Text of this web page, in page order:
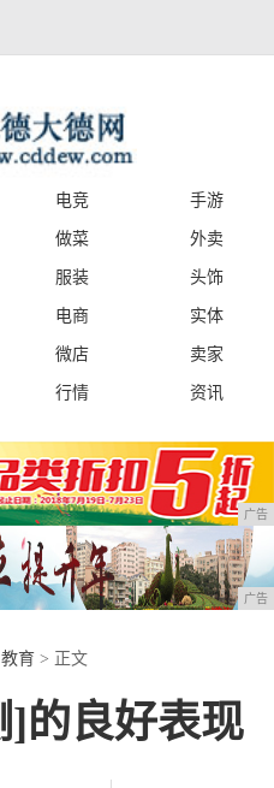
电竞
手游
做菜
外卖
服装
头饰
电商
实体
微店
卖家
行情 资讯
广告
广告
教育 > 正文
]的良好表现